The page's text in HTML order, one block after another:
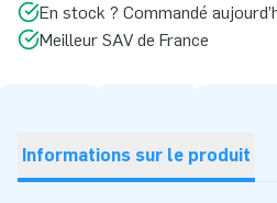
En stock ? Commandé
Meilleur SAV de France
Informations sur le produit